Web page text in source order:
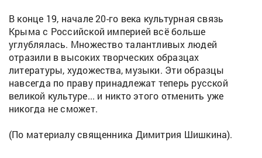
В конце 19, начале 20-го века культурная связь
Крыма с Российской империей всё больше
углублялась. Множество талантливых людей
отразили в высоких творческих образцах
литературы, художества, музыки. Эти образцы
навсегда по праву принадлежат теперь русской
великой культуре... и никто этого отменить уже
никогда не сможет.
(По материалу священника Димитрия Шишкина).